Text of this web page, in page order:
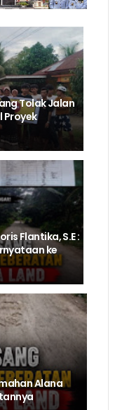
Tolak Jalan
Proyek
Flantika, S.E :
ke
Alana